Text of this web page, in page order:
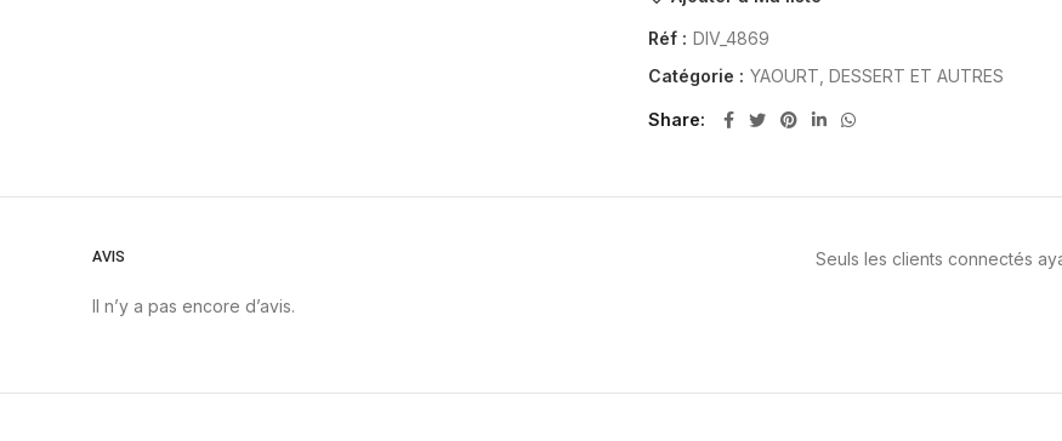
Réf : DIV_4869
Catégorie : YAOURT, DESSERT ET AUTRES
Share
AVIS
Il n’y a pas encore d’avis.
Seuls les clients connectés